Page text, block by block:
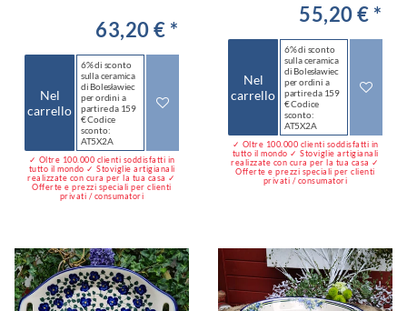
63,20 € *
Nel
carrello
6% di sconto
sulla ceramica
di Bolesławiec
per ordini a
partire da 159
€ Codice
sconto:
AT5X2A
✓ Oltre 100.000 clienti soddisfatti in
tutto il mondo ✓ Stoviglie artigianali
realizzate con cura per la tua casa ✓
Offerte e prezzi speciali per clienti
privati / consumatori
55,20 € *
Nel
carrello
6% di sconto
sulla ceramica
di Bolesławiec
per ordini a
partire da 159
€ Codice
sconto:
AT5X2A
✓ Oltre 100.000 clienti soddisfatti in
tutto il mondo ✓ Stoviglie artigianali
realizzate con cura per la tua casa ✓
Offerte e prezzi speciali per clienti
privati / consumatori